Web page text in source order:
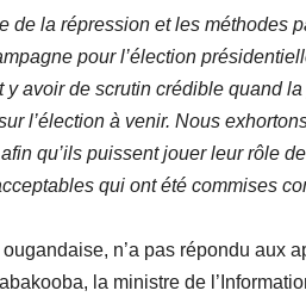
de la répression et les méthodes
pour l’élection
y avoir de scrutin crédible quand
l’élection à venir. Nous
qu’ils puissent jouer leur rôle
qui ont été commises
n’a pas répondu aux
la ministre de